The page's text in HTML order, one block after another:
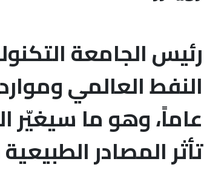
رئيس الجامعة
عاماً، وهو ما سيغيّر
تأثر المصادر